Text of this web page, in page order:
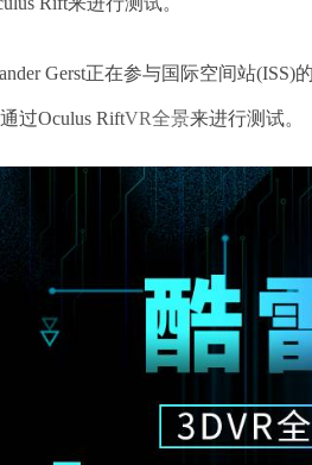
Gerst正在参与国际空间站
过Oculus RiftVR全景来进行测试。